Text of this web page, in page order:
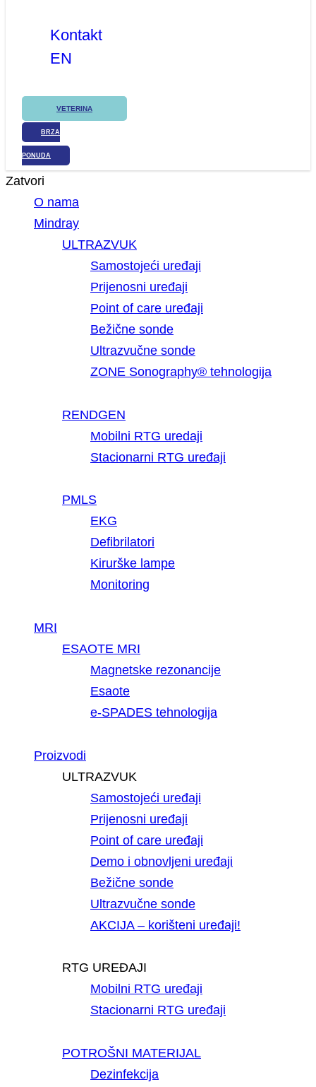
Kontakt
EN
VETERINA
BRZA
PONUDA
Zatvori
O nama
Mindray
ULTRAZVUK
Samostojeći uređaji
Prijenosni uređaji
Point of care uređaji
Bežične sonde
Ultrazvučne sonde
ZONE Sonography® tehnologija
RENDGEN
Mobilni RTG uredaji
Stacionarni RTG uređaji
PMLS
EKG
Defibrilatori
Kirurške lampe
Monitoring
MRI
ESAOTE MRI
Magnetske rezonancije
Esaote
e-SPADES tehnologija
Proizvodi
ULTRAZVUK
Samostojeći uređaji
Prijenosni uređaji
Point of care uređaji
Demo i obnovljeni uređaji
Bežične sonde
Ultrazvučne sonde
AKCIJA – korišteni uređaji!
RTG UREĐAJI
Mobilni RTG uređaji
Stacionarni RTG uređaji
POTROŠNI MATERIJAL
Dezinfekcija